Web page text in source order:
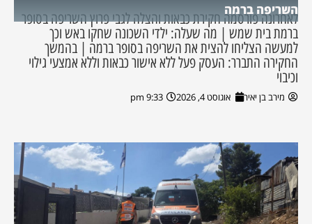
השריפה ברמה
לאחרונה פורסמה חקירת כבאות והצלה לגבי פרוץ השריפה בסופר
ברמת בית שמש | מה שעלה: ילדי השכונה שחקו באש וכך
למעשה הצליחו להצית את השריפה בסופר ברמה | בהמשך
החקירה התברר: העסק פעל ללא אישור כבאות וללא אמצעי גילוי
וכיבוי
מירב בן יאיר אוגוסט 4, 2026 9:33 pm